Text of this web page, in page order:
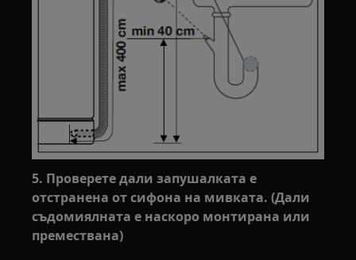
5. Проверете дали запушалката е
отстранена от сифона на мивката. (Дали
съдомиялнaта е наскоро монтирана или
премествана)